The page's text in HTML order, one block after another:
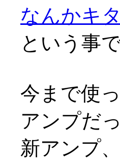
なんか
という事
今まで使
アンプだ
新アンプ、